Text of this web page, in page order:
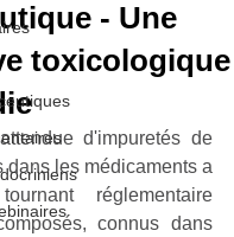
- Une
toxicologique
d'impuretés de
dans les médicaments a
réglementaire
connus dans